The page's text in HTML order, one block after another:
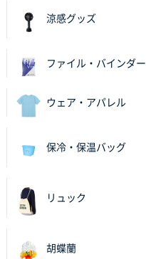
涼感グッズ
ファイル・バインダー
ウェア・アパレル
保冷・保温バッグ
リュック
胡蝶蘭